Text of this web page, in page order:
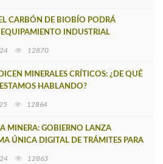
CARBÓN DE BIOBÍO PODRÁ
EQUIPAMIENTO INDUSTRIAL
12870
MINERALES CRÍTICOS: ¿DE QUÉ
HABLANDO?
12864
MINERA: GOBIERNO LANZA
ÚNICA DIGITAL DE TRÁMITES PARA
12863